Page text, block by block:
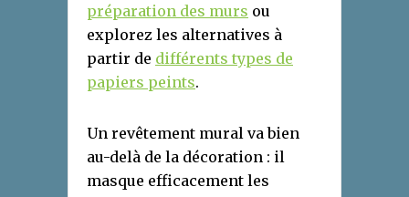
préparation des murs ou
explorez les alternatives à
partir de différents types de
papiers peints.
Un revêtement mural va bien
au-delà de la décoration : il
masque efficacement les